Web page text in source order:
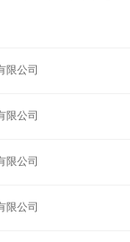
限公司
限公司
限公司
限公司